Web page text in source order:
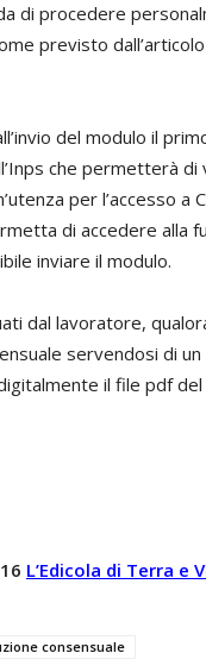
di procedere
previsto
del modulo il
che permetterà di
per l’accesso a
di accedere alla
inviare il modulo.
dal lavoratore,
servendosi di
il file pdf del
L’Edicola di Terra e
consensuale